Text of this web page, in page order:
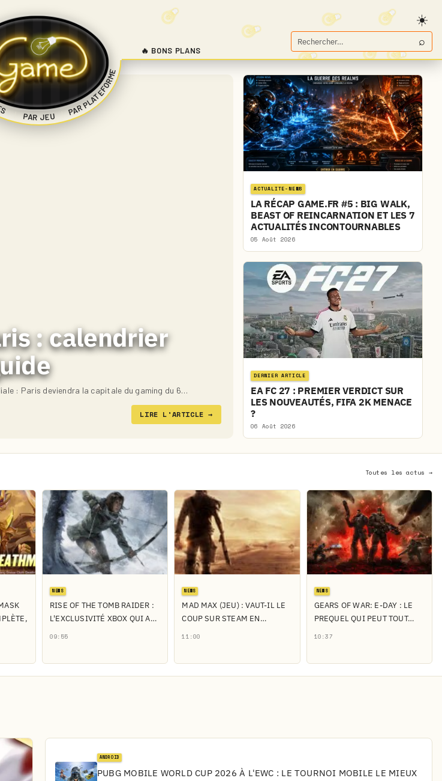
Rechercher
Game.fr
⌕
PAR JEU PAR PLATEFORME
| |
🔥 BONS PLANS
: calendrier
: Paris deviendra la capitale du gaming du 6…
LIRE L'ARTICLE→
ACTUALITE-NEWS
LA RÉCAP GAME.FR #5 : BIG WALK,
BEAST OF REINCARNATION ET LES 7
ACTUALITÉS INCONTOURNABLES
05 Août 2026
DERNIER ARTICLE
EA FC 27 : PREMIER VERDICT SUR
LES NOUVEAUTÉS, FIFA 2K MENACE
?
06 Août 2026
Toutes les actus →
NEWS
RISE OF THE TOMB RAIDER :
L'EXCLUSIVITÉ XBOX QUI A…
09:55
NEWS
MAD MAX (JEU) : VAUT-IL LE
COUP SUR STEAM EN…
11:00
NEWS
GEARS OF WAR: E-DAY : LE
PREQUEL QUI PEUT TOUT…
10:37
ANDROID
PUBG MOBILE WORLD CUP 2026 À L'EWC : LE TOURNOI MOBILE LE MIEUX